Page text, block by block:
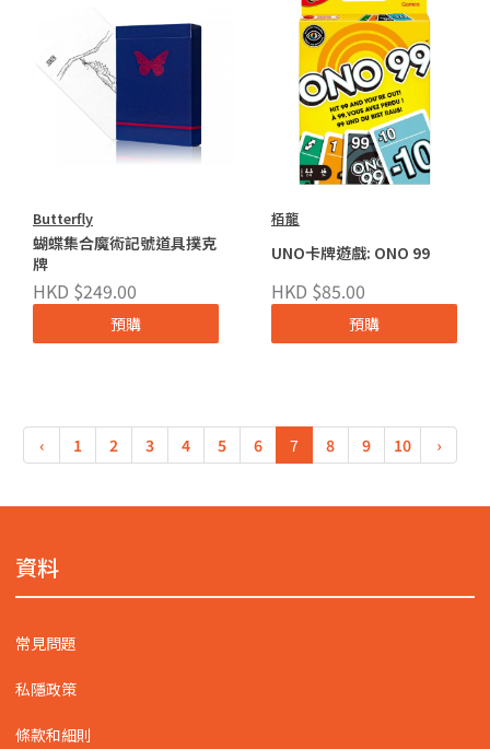
Butterfly
蝴蝶集合魔術記號道具撲克
牌
HKD $249.00
預購
栢龍
UNO卡牌遊戲: ONO 99
HKD $85.00
預購
‹ 1 2 3 4 5 6 7 8 9 10 ›
資料
常見問題
私隱政策
條款和細則